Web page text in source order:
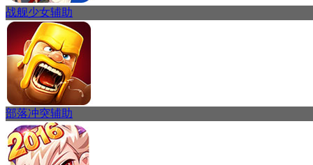
战舰少女辅助
部落冲突辅助